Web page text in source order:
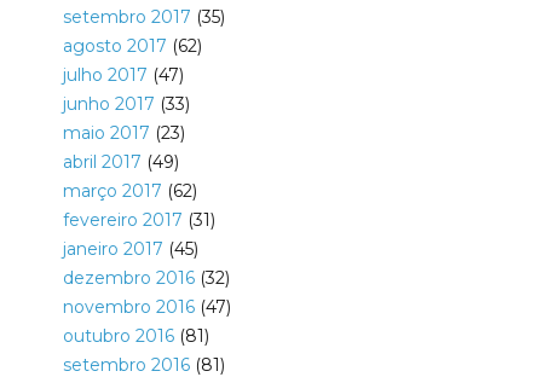
setembro 2017 (35)
agosto 2017 (62)
julho 2017 (47)
junho 2017 (33)
maio 2017 (23)
abril 2017 (49)
março 2017 (62)
fevereiro 2017 (31)
janeiro 2017 (45)
dezembro 2016(32)
novembro 2016(47)
outubro 2016(81)
setembro 2016(81)